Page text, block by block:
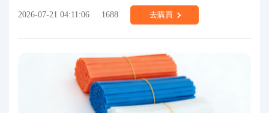
2026-07-21 04:11:06 1688 去購買